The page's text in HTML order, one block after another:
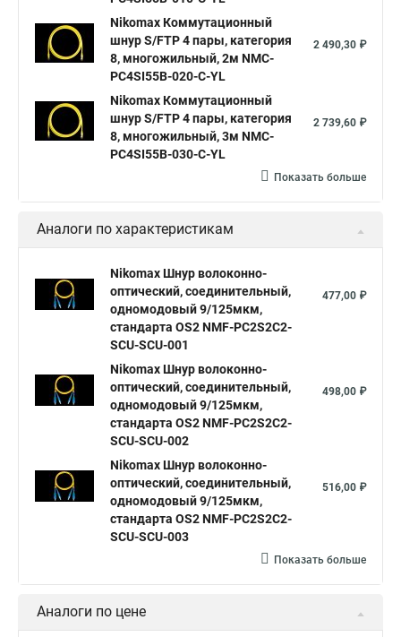
Nikomax Коммутационный
шнур S/FTP 4 пары, категория
8, многожильный, 2м NMC-
PC4SI55B-020-C-YL
2 490,30 ₽
Nikomax Коммутационный
шнур S/FTP 4 пары, категория
8, многожильный, 3м NMC-
PC4SI55B-030-C-YL
2 739,60 ₽
Показать больше
Аналоги по характеристикам
Nikomax Шнур волоконно-
оптический, соединительный,
одномодовый 9/125мкм,
стандарта OS2 NMF-PC2S2C2-
SCU-SCU-001
477,00 ₽
Nikomax Шнур волоконно-
оптический, соединительный,
одномодовый 9/125мкм,
стандарта OS2 NMF-PC2S2C2-
SCU-SCU-002
498,00 ₽
Nikomax Шнур волоконно-
оптический, соединительный,
одномодовый 9/125мкм,
стандарта OS2 NMF-PC2S2C2-
SCU-SCU-003
516,00 ₽
Показать больше
Аналоги по цене